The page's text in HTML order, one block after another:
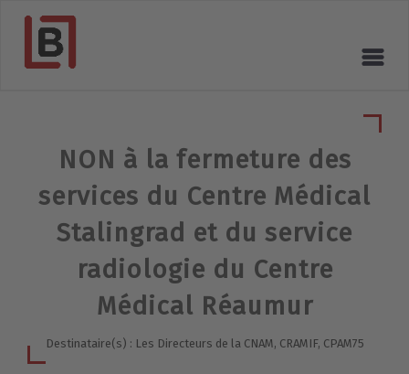
NON à la fermeture des
services du Centre Médical
Stalingrad et du service
radiologie du Centre
Médical Réaumur
Destinataire(s) : Les Directeurs de la CNAM, CRAMIF, CPAM75